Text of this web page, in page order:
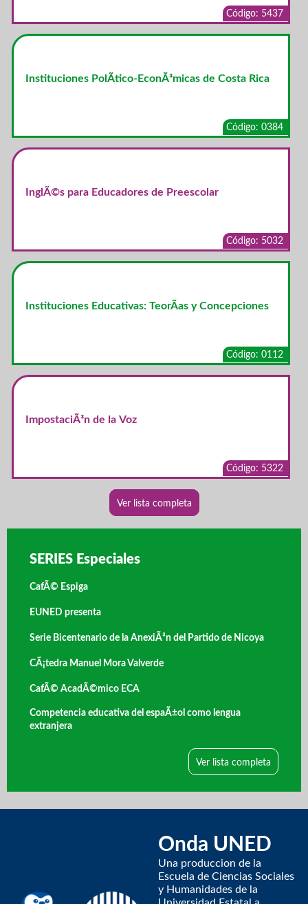
Código: 5437
Instituciones PolÃ­tico-EconÃ³micas de Costa Rica
Código: 0384
InglÃ©s para Educadores de Preescolar
Código: 5032
Instituciones Educativas: TeorÃ­as y Concepciones
Código: 0112
ImpostaciÃ³n de la Voz
Código: 5322
Ver lista completa
SERIES Especiales
CafÃ© Espiga
EUNED presenta
Serie Bicentenario de la AnexiÃ³n del Partido de Nicoya
CÃ¡tedra Manuel Mora Valverde
CafÃ© AcadÃ©mico ECA
Competencia educativa del espaÃ±ol como lengua
extranjera
Ver lista completa
Onda UNED
Una produccion de la
Escuela de Ciencias Sociales
y Humanidades de la